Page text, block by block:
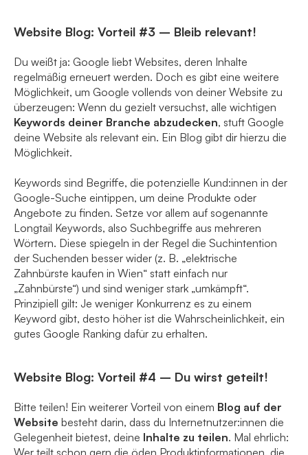
Website Blog: Vorteil #3 – Bleib relevant!
Du weißt ja: Google liebt Websites, deren Inhalte
regelmäßig erneuert werden. Doch es gibt eine weitere
Möglichkeit, um Google vollends von deiner Website zu
überzeugen: Wenn du gezielt versuchst, alle wichtigen
Keywords deiner Branche abzudecken, stuft Google
deine Website als relevant ein. Ein Blog gibt dir hierzu die
Möglichkeit.
Keywords sind Begriffe, die potenzielle Kund:innen in der
Google-Suche eintippen, um deine Produkte oder
Angebote zu finden. Setze vor allem auf sogenannte
Longtail Keywords, also Suchbegriffe aus mehreren
Wörtern. Diese spiegeln in der Regel die Suchintention
der Suchenden besser wider (z. B. „elektrische
Zahnbürste kaufen in Wien“ statt einfach nur
„Zahnbürste“) und sind weniger stark „umkämpft“.
Prinzipiell gilt: Je weniger Konkurrenz es zu einem
Keyword gibt, desto höher ist die Wahrscheinlichkeit, ein
gutes Google Ranking dafür zu erhalten.
Website Blog: Vorteil #4 – Du wirst geteilt!
Bitte teilen! Ein weiterer Vorteil von einem Blog auf der
Website besteht darin, dass du Internetnutzer:innen die
Gelegenheit bietest, deine Inhalte zu teilen. Mal ehrlich:
Wer teilt schon gern die öden Produktinformationen, die